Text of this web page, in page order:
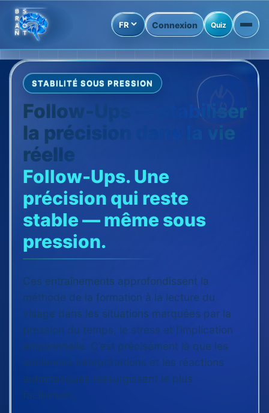
FR Connexion Quiz
STABILITÉ SOUS PRESSION
Follow-Ups — stabiliser
la précision dans la vie
réelle
Follow-Ups. Une
précision qui reste
stable — même sous
pression.
Ces entraînements approfondissent la
méthode de la formation à la lecture du
visage dans les situations marquées par la
pression du temps, le stress et l’implication
émotionnelle. C’est précisément là que les
anciennes interprétations et les réactions
automatiques ressurgissent le plus
facilement.